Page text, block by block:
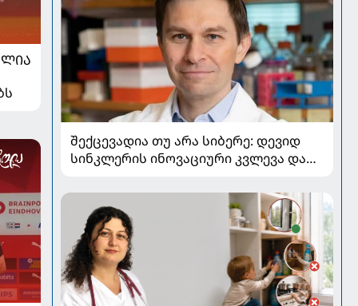
შექცევადია თუ არა სიბერე: დევიდ
სინკლერის ინოვაციური კვლევა და